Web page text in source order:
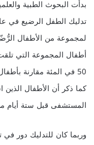
بدأت البحوث الطبية
لمجموعة من الأطفال
أطفال المجموعة التي
50 في المئة مقارنة
كما ذكر أن الأطفال
المستشفى قبل ستة أيام
وربما كان للتدليك دور